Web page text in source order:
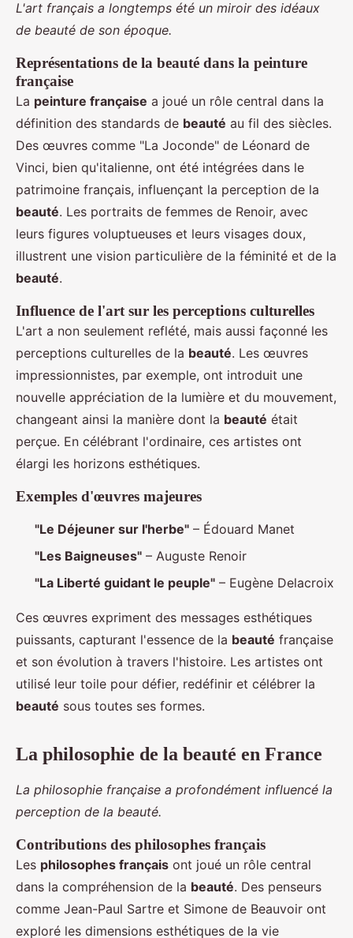
L'art français a longtemps été un miroir des idéaux
de beauté de son époque.
Représentations de la beauté dans la peinture
française
La peinture française a joué un rôle central dans la
définition des standards de beauté au fil des siècles.
Des œuvres comme "La Joconde" de Léonard de
Vinci, bien qu'italienne, ont été intégrées dans le
patrimoine français, influençant la perception de la
beauté. Les portraits de femmes de Renoir, avec
leurs figures voluptueuses et leurs visages doux,
illustrent une vision particulière de la féminité et de la
beauté.
Influence de l'art sur les perceptions culturelles
L'art a non seulement reflété, mais aussi façonné les
perceptions culturelles de la beauté. Les œuvres
impressionnistes, par exemple, ont introduit une
nouvelle appréciation de la lumière et du mouvement,
changeant ainsi la manière dont la beauté était
perçue. En célébrant l'ordinaire, ces artistes ont
élargi les horizons esthétiques.
Exemples d'œuvres majeures
"Le Déjeuner sur l'herbe" – Édouard Manet
"Les Baigneuses" – Auguste Renoir
"La Liberté guidant le peuple" – Eugène Delacroix
Ces œuvres expriment des messages esthétiques
puissants, capturant l'essence de la beauté française
et son évolution à travers l'histoire. Les artistes ont
utilisé leur toile pour défier, redéfinir et célébrer la
beauté sous toutes ses formes.
La philosophie de la beauté en France
La philosophie française a profondément influencé la
perception de la beauté.
Contributions des philosophes français
Les philosophes français ont joué un rôle central
dans la compréhension de la beauté. Des penseurs
comme Jean-Paul Sartre et Simone de Beauvoir ont
exploré les dimensions esthétiques de la vie